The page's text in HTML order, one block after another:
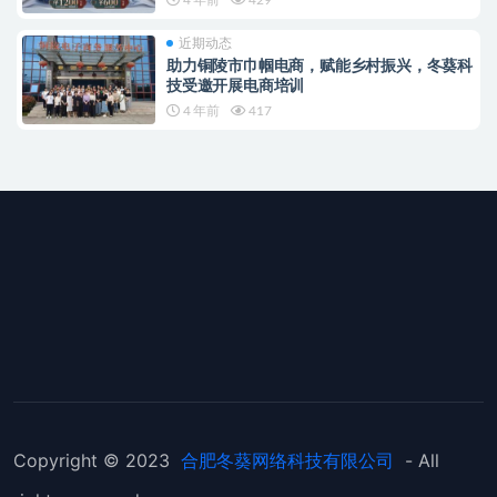
近期动态
助力铜陵市巾帼电商，赋能乡村振兴，冬葵科
技受邀开展电商培训
4 年前 417
Copyright © 2023 合肥冬葵网络科技有限公司
- All